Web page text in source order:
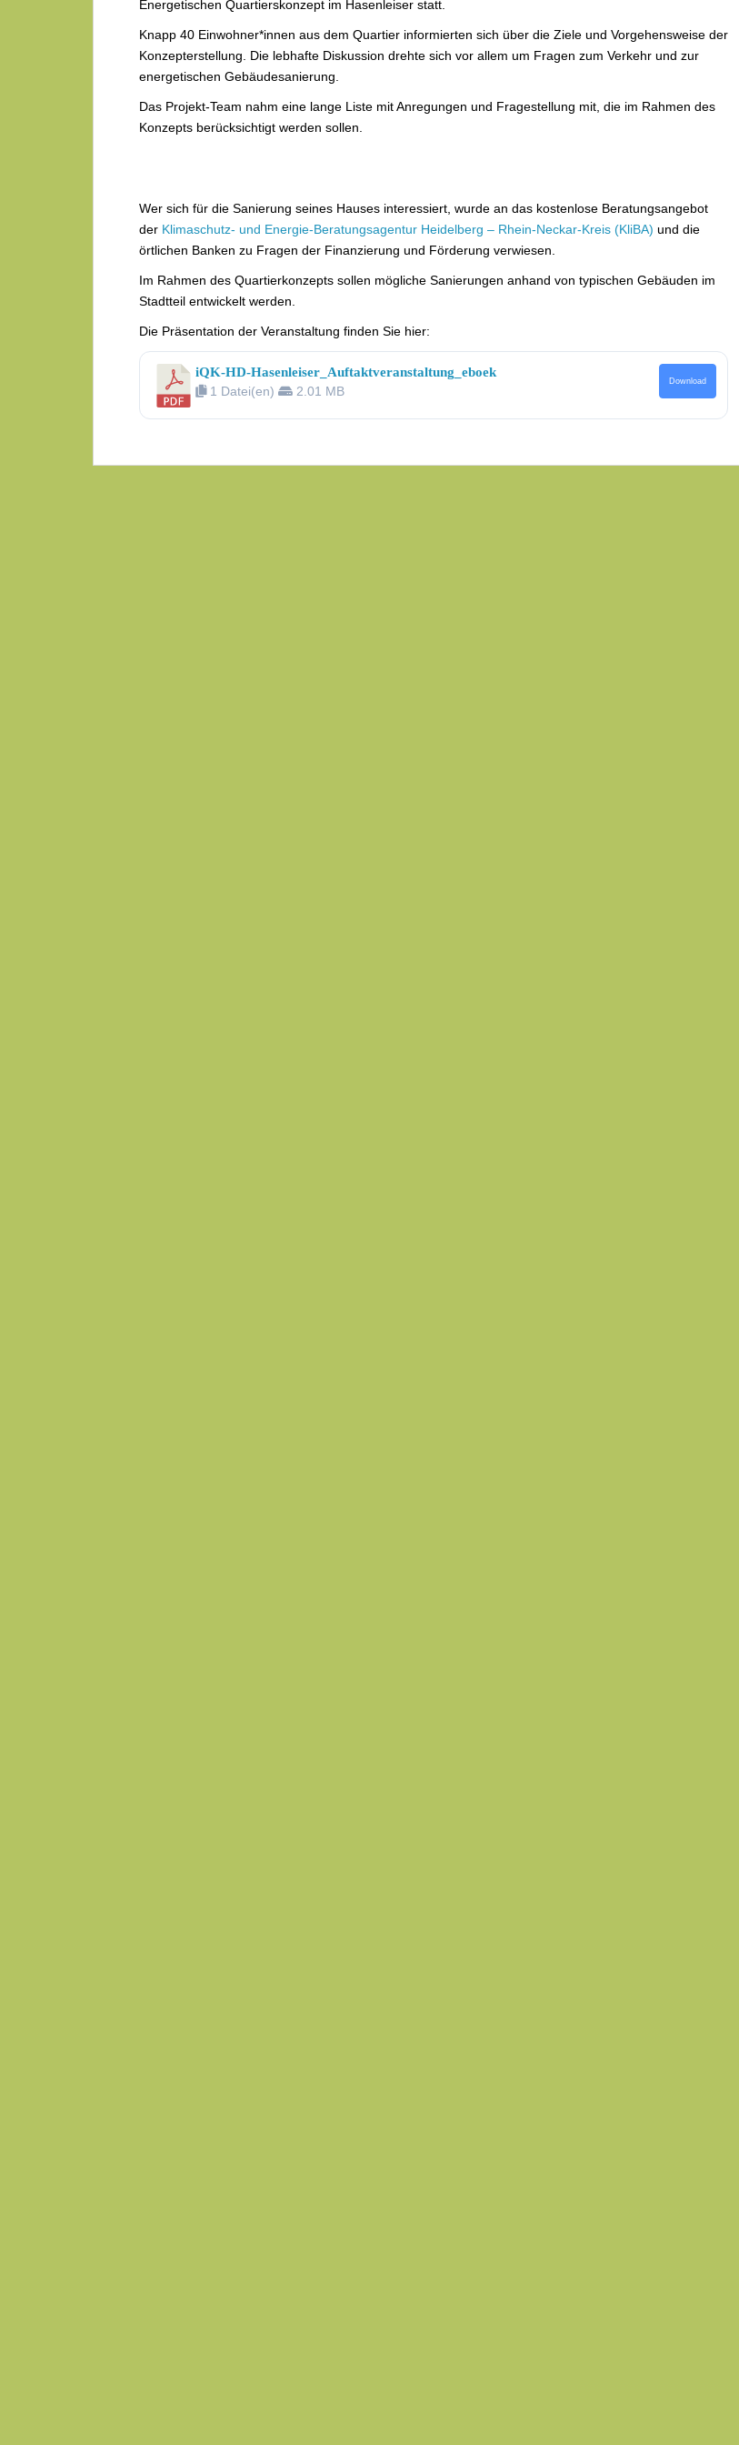
Energetischen Quartierskonzept im Hasenleiser statt.
Knapp 40 Einwohner*innen aus dem Quartier informierten sich über die Ziele und Vorgehensweise der
Konzepterstellung. Die lebhafte Diskussion drehte sich vor allem um Fragen zum Verkehr und zur
energetischen Gebäudesanierung.
Das Projekt-Team nahm eine lange Liste mit Anregungen und Fragestellung mit, die im Rahmen des
Konzepts berücksichtigt werden sollen.
Wer sich für die Sanierung seines Hauses interessiert, wurde an das kostenlose Beratungsangebot
der Klimaschutz- und Energie-Beratungsagentur Heidelberg – Rhein-Neckar-Kreis (KliBA) und die
örtlichen Banken zu Fragen der Finanzierung und Förderung verwiesen.
Im Rahmen des Quartierkonzepts sollen mögliche Sanierungen anhand von typischen Gebäuden im
Stadtteil entwickelt werden.
Die Präsentation der Veranstaltung finden Sie hier:
iQK-HD-Hasenleiser_Auftaktveranstaltung_eboek
1 Datei(en)
2.01 MB
Download